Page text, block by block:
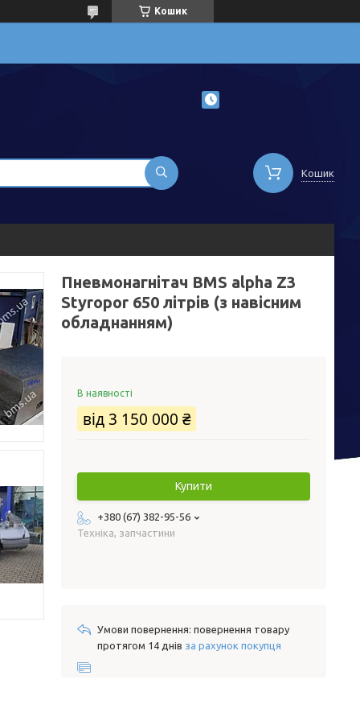
Кошик
Кошик
Пневмонагнітач BMS alpha Z3
Styropor 650 літрів (з навісним
обладнанням)
В наявності
від3 150 000 ₴
Купити
+380 (67) 382-95-56
Техніка, запчастини
повернення товару
протягом 14 днів за рахунок покупця